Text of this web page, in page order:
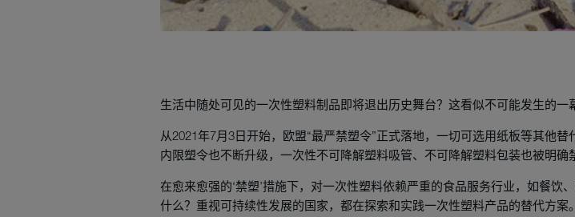
生活中随处可见的一次性塑料制品即将退出历史舞台？这看似不可能发生的一
从2021年7月3日开始，欧盟“最严禁塑令”正式落地，一切可选用纸板等其他
内限塑令也不断升级，一次性不可降解塑料吸管、不可降解塑料包装也被明确
在愈来愈强的‘禁塑’措施下，对一次性塑料依赖严重的食品服务行业，如餐
什么？重视可持续性发展的国家，都在探索和实践一次性塑料产品的替代方案。